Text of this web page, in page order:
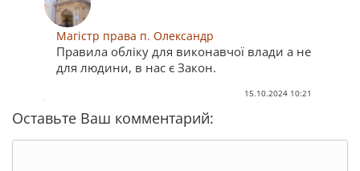
Магістр права п. Олександр
Правила обліку для виконавчої влади а не
для людини, в нас є Закон.
15.10.2024 10:21
Оставьте Ваш комментарий: